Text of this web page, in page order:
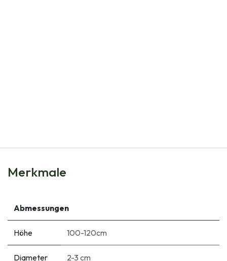
Merkmale
Abmessungen
Höhe 100-120cm
Diameter 2-3 cm